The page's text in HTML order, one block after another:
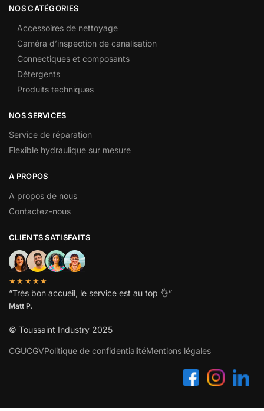
NOS CATÉGORIES
Accessoires de nettoyage
Caméra d’inspection de canalisation
Connectiques et composants
Détergents
Produits techniques
NOS SERVICES
Service de réparation
Flexible hydraulique sur mesure
A PROPOS
A propos de nous
Contactez-nous
CLIENTS SATISFAITS
★★★★★
“Très bon accueil, le service est au top 👌”
Matt P.
© Toussaint Industry 2025
CGUCGVPolitique de confidentialitéMentions légales